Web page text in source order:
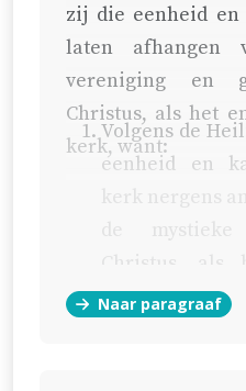
zij die eenheid
laten afhangen
vereniging en
Christus, als het
kerk, want:
Volgens de
eenheid en
door een
Naar paragraaf